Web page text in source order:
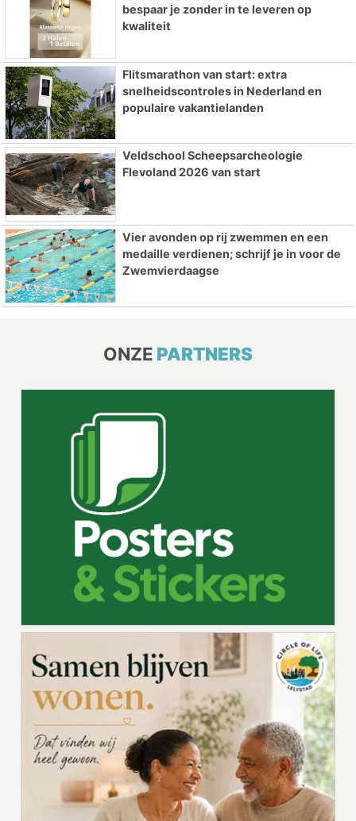
bespaar je zonder in te leveren op
kwaliteit
Flitsmarathon van start: extra
snelheidscontroles in Nederland en
populaire vakantielanden
Veldschool Scheepsarcheologie
Flevoland 2026 van start
Vier avonden op rij zwemmen en een
medaille verdienen; schrijf je in voor de
Zwemvierdaagse
ONZE PARTNERS